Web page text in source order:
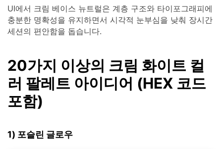
UI에서 크림 베이스 뉴트럴은 계층 구조와 타이포그래피에
충분한 명확성을 유지하면서 시각적 눈부심을 낮춰 장시간
세션의 편안함을 돕습니다.
20가지 이상의 크림 화이트 컬
러 팔레트 아이디어 (HEX 코드
포함)
1) 포슬린 글로우